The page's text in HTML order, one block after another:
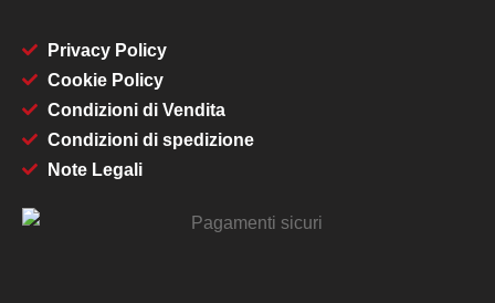
Privacy Policy
Cookie Policy
Condizioni di Vendita
Condizioni di spedizione
Note Legali